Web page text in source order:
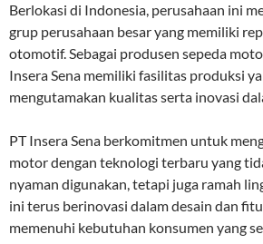
Berlokasi di Indonesia, perusahaan ini
grup perusahaan besar yang memiliki
otomotif. Sebagai produsen sepeda
Insera Sena memiliki fasilitas produksi
mengutamakan kualitas serta inovasi
PT Insera Sena berkomitmen untuk
motor dengan teknologi terbaru yang
nyaman digunakan, tetapi juga ramah
ini terus berinovasi dalam desain dan
memenuhi kebutuhan konsumen yang